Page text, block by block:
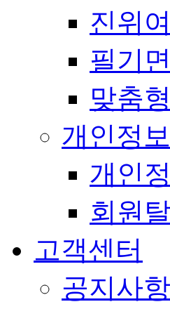
진위
필기
맞춤
개인정
개인
회원
고객센터
공지사항